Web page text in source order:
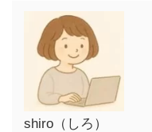
shiro（しろ）